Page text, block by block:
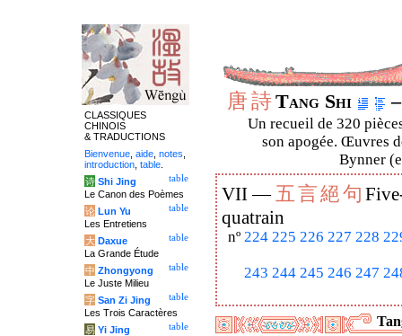
唐詩Tang Shi
Un recueil de 320
son apogée. Œuvres
Bynner
VII —五言絕句
quatrain
nº 224 225 226 227 228
243 244 245 246 247
CLASSIQUES
CHINOIS
& TRADUCTIONS
Bienvenue aide notes
introduction table
table
诗 Shi Jing
Le Canon des Poèmes
table
论 Lun Yu
Les Entretiens
table
大 Daxue
La Grande Étude
table
中 Zhongyong
Le Juste Milieu
table
字 San Zi Jing
Les Trois Caractères
table
易 Yi Jing